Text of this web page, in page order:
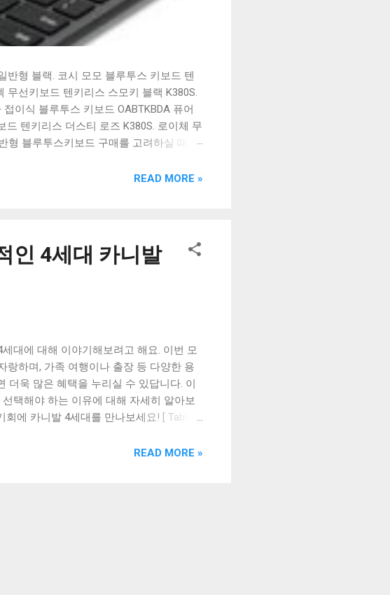
반형 블랙. 코시 모모 블루투스 키보드 텐
무선키보드 텐키리스 스모키 블랙 K380S.
이식 블루투스 키보드 OABTKBDA 퓨어
텐키리스 더스티 로즈 K380S. 로이체 무
형 블루투스키보드 구매를 고려하실 때, 추
히 블루투스키보드 같은 상품을 고를 때는
READ MORE »
인 4세대 카니발
대에 대해 이야기해보려고 해요. 이번 모
랑하며, 가족 여행이나 출장 등 다양한 용
더욱 많은 혜택을 누리실 수 있답니다. 이
택해야 하는 이유에 대해 자세히 알아보
에 카니발 4세대를 만나보세요! [ Table
카니발 4세대는 대형 SUV 중에서도 뛰어
전 모델 대비 10% 이상 늘어난 공간이다.
하는 3.5L V6 엔진을 탑재하고 있어 뛰어
여 경제성과 주행 안정성을 높였다. 세 번
레인 센서, 어댑티브 크루즈 컨트롤, 차선
READ MORE »